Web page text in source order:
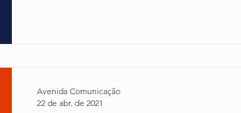
Avenida Comunicação
22 de abr. de 2021